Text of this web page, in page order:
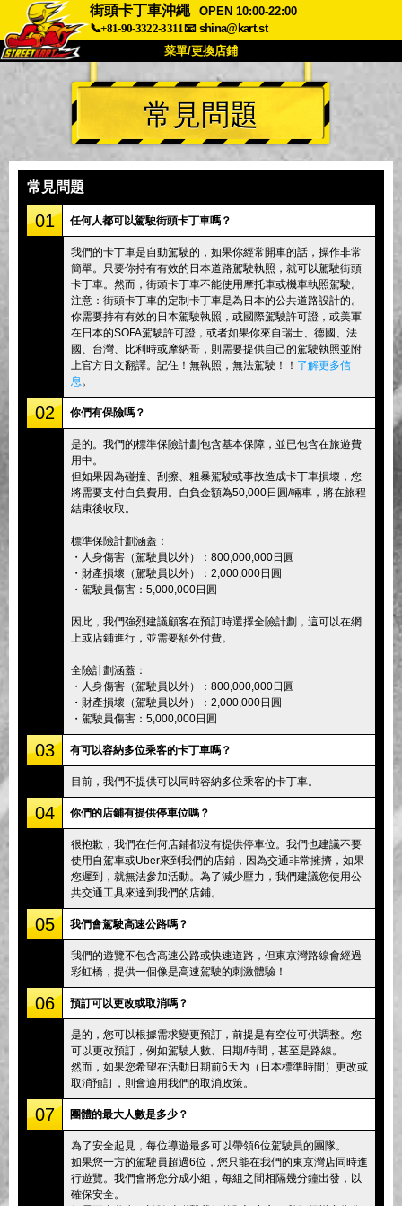
街頭卡丁車沖繩
OPEN 10:00-22:00
📞+81-90-3322-3311📧 shina@kart.st
菜單/更換店鋪
首頁
關於 規格 價格
顧客聲音
公司
更換店鋪
東京 品川 #1 東京 秋葉原 #1
東京 秋葉原 #2 東京 澀谷
東京 澀谷附店 東京灣
東京 淺草 大阪
沖繩
常見問題
常見問題
01 任何人都可以駕駛街頭卡丁車嗎？
我們的卡丁車是自動駕駛的，如果你經常開車的話，操作非常
簡單。只要你持有有效的日本道路駕駛執照，就可以駕駛街頭
卡丁車。然而，街頭卡丁車不能使用摩托車或機車執照駕駛。
注意：街頭卡丁車的定制卡丁車是為日本的公共道路設計的。
你需要持有有效的日本駕駛執照，或國際駕駛許可證，或美軍
在日本的SOFA駕駛許可證，或者如果你來自瑞士、德國、法
國、台灣、比利時或摩納哥，則需要提供自己的駕駛執照並附
上官方日文翻譯。記住！無執照，無法駕駛！！ 了解更多信
息 。
02 你們有保險嗎？
是的。我們的標準保險計劃包含基本保障，並已包含在旅遊費
用中。
但如果因為碰撞、刮擦、粗暴駕駛或事故造成卡丁車損壞，您
將需要支付自負費用。自負金額為50,000日圓/輛車，將在旅程
結束後收取。
標準保險計劃涵蓋：
・人身傷害（駕駛員以外）：800,000,000日圓
・財產損壞（駕駛員以外）：2,000,000日圓
・駕駛員傷害：5,000,000日圓
因此，我們強烈建議顧客在預訂時選擇全險計劃，這可以在網
上或店鋪進行，並需要額外付費。
全險計劃涵蓋：
・人身傷害（駕駛員以外）：800,000,000日圓
・財產損壞（駕駛員以外）：2,000,000日圓
・駕駛員傷害：5,000,000日圓
03 有可以容納多位乘客的卡丁車嗎？
目前，我們不提供可以同時容納多位乘客的卡丁車。
04 你們的店鋪有提供停車位嗎？
很抱歉，我們在任何店鋪都沒有提供停車位。我們也建議不要
使用自駕車或Uber來到我們的店鋪，因為交通非常擁擠，如果
您遲到，就無法參加活動。為了減少壓力，我們建議您使用公
共交通工具來達到我們的店鋪。
05 我們會駕駛高速公路嗎？
我們的遊覽不包含高速公路或快速道路，但東京灣路線會經過
彩虹橋，提供一個像是高速駕駛的刺激體驗！
06 預訂可以更改或取消嗎？
是的，您可以根據需求變更預訂，前提是有空位可供調整。您
可以更改預訂，例如駕駛人數、日期/時間，甚至是路線。
然而，如果您希望在活動日期前6天內（日本標準時間）更改或
取消預訂，則會適用我們的取消政策。
07 團體的最大人數是多少？
為了安全起見，每位導遊最多可以帶領6位駕駛員的團隊。
如果您一方的駕駛員超過6位，您只能在我們的東京灣店同時進
行遊覽。我們會將您分成小組，每組之間相隔幾分鐘出發，以
確保安全。